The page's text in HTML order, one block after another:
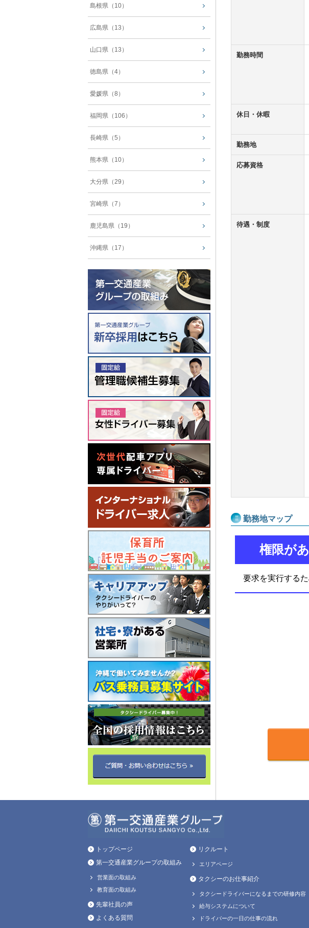
勤務時間
休日・休暇
勤務地
応募資格
待遇・制度
勤務地マップ
島根県（10）
広島県（13）
山口県（13）
徳島県（4）
愛媛県（8）
福岡県（106）
長崎県（5）
熊本県（10）
大分県（29）
宮崎県（7）
鹿児島県（19）
沖縄県（17）
トップページ
第一交通産業グループの取組み
営業面の取組み
教育面の取組み
先輩社員の声
よくある質問
リクルート
エリアページ
タクシーのお仕事紹介
タクシードライバーになるまでの研修内容
給与システムについて
ドライバーの一日の仕事の流れ